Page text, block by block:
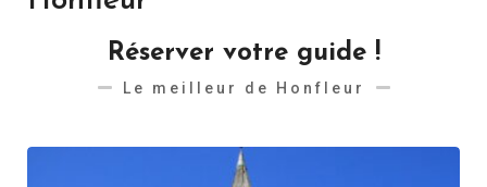
Réserver votre guide !
Le meilleur de Honfleur